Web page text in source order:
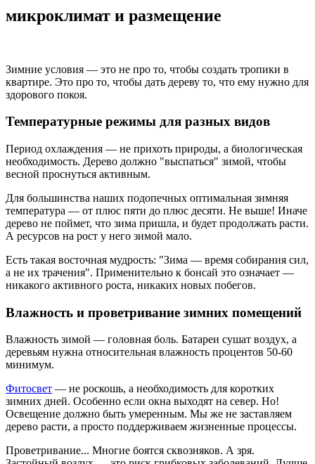
микроклимат и размещение
Зимние условия — это не про то, чтобы создать тропики в
квартире. Это про то, чтобы дать дереву то, что ему нужно для
здорового покоя.
Температурные режимы для разных видов
Период охлаждения — не прихоть природы, а биологическая
необходимость. Дерево должно "выспаться" зимой, чтобы
весной проснуться активным.
Для большинства наших подопечных оптимальная зимняя
температура — от плюс пяти до плюс десяти. Не выше! Иначе
дерево не поймет, что зима пришла, и будет продолжать расти.
А ресурсов на рост у него зимой мало.
Есть такая восточная мудрость: "Зима — время собирания сил,
а не их трачения". Применительно к бонсай это означает —
никакого активного роста, никаких новых побегов.
Влажность и проветривание зимних помещений
Влажность зимой — головная боль. Батареи сушат воздух, а
деревьям нужна относительная влажность процентов 50-60
минимум.
Фитосвет — не роскошь, а необходимость для коротких
зимних дней. Особенно если окна выходят на север. Но!
Освещение должно быть умеренным. Мы же не заставляем
дерево расти, а просто поддерживаем жизненные процессы.
Проветривание... Многие боятся сквозняков. А зря.